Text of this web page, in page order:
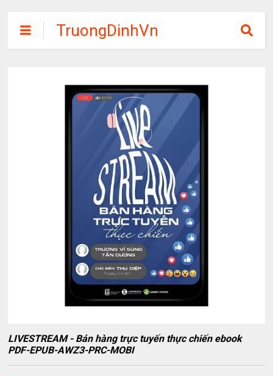
TruongDinhVn
Chia sẽ ebook,
phần mềm học
tập miễn phí
LIVESTREAM - Bán hàng trực tuyến thực chiến ebook
PDF-EPUB-AWZ3-PRC-MOBI